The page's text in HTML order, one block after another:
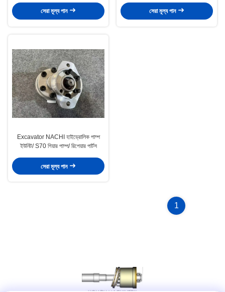
সেরা মূল্য পান
সেরা মূল্য পান
Excavator NACHI হাইড্রোলিক পাম্প
ইউনিট/ S70 গিয়ার পাম্প/ রিপেয়ার পার্টস
সেরা মূল্য পান
1